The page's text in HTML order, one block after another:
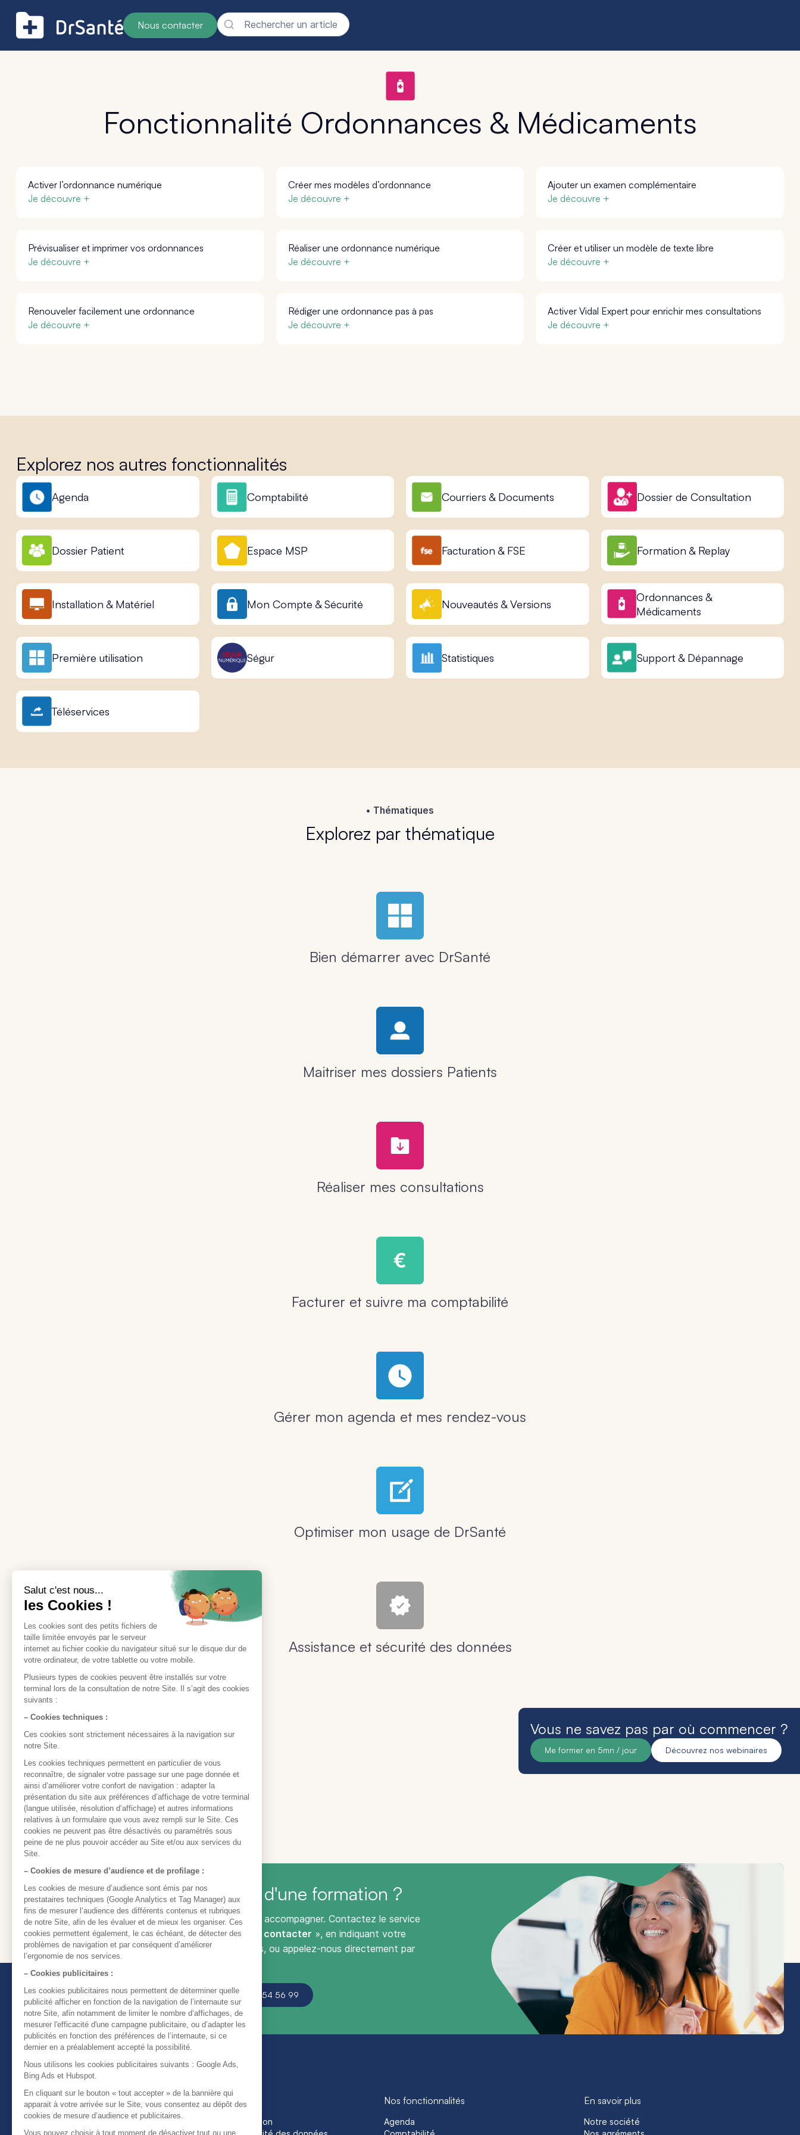
Nous contacter Rechercher un article
Fonctionnalité Ordonnances & Médicaments
Activer l’ordonnance numérique
Je découvre +
Créer mes modèles d’ordonnance
Je découvre +
Ajouter un examen complémentaire
Je découvre +
Prévisualiser et imprimer vos ordonnances
Je découvre +
Réaliser une ordonnance numérique
Je découvre +
Créer et utiliser un modèle de texte libre
Je découvre +
Renouveler facilement une ordonnance
Je découvre +
Rédiger une ordonnance pas à pas
Je découvre +
Activer Vidal Expert pour enrichir mes consultations
Je découvre +
Explorez nos autres fonctionnalités
Agenda Comptabilité Courriers & Documents Dossier de Consultation
Dossier Patient Espace MSP Facturation & FSE Formation & Replay
Installation & Matériel Mon Compte & Sécurité Nouveautés & Versions
Ordonnances &
Médicaments
Première utilisation Ségur Statistiques Support & Dépannage
Téléservices
Thématiques
Explorez par thématique
Bien démarrer avec DrSanté
Maitriser mes dossiers Patients
Réaliser mes consultations
Facturer et suivre ma comptabilité
Gérer mon agenda et mes rendez-vous
Optimiser mon usage de DrSanté
Assistance et sécurité des données
Vous ne savez pas par où commencer ?
Me former en 5mn / jour Découvrez nos webinaires
Besoin d'aide ou d'une formation ?
Notre équipe est là pour vous accompagner. Contactez le service
support via le bouton «Nous contacter », en indiquant votre
demande et vos disponibilités, ou appelez-nous directement par
Nous contacter 05 35 54 56 99
Nos rubriques
Semaine de Formation
Nos fonctionnalités
Agenda
En savoir plus
Notre société